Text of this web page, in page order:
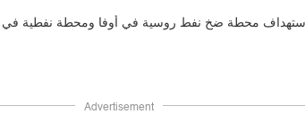
Advertisement